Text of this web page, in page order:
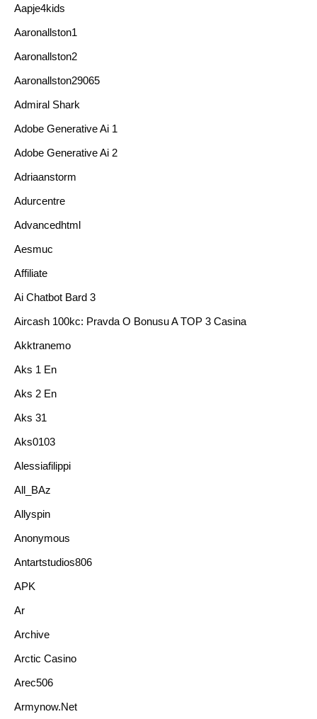
Aapje4kids
Aaronallston1
Aaronallston2
Aaronallston29065
Admiral Shark
Adobe Generative Ai 1
Adobe Generative Ai 2
Adriaanstorm
Adurcentre
Advancedhtml
Aesmuc
Affiliate
Ai Chatbot Bard 3
Aircash 100kc: Pravda O Bonusu A TOP 3 Casina
Akktranemo
Aks 1 En
Aks 2 En
Aks 31
Aks0103
Alessiafilippi
All_BAz
Allyspin
Anonymous
Antartstudios806
APK
Ar
Archive
Arctic Casino
Arec506
Armynow.net